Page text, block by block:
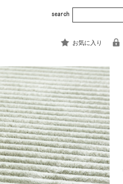
お気に入り